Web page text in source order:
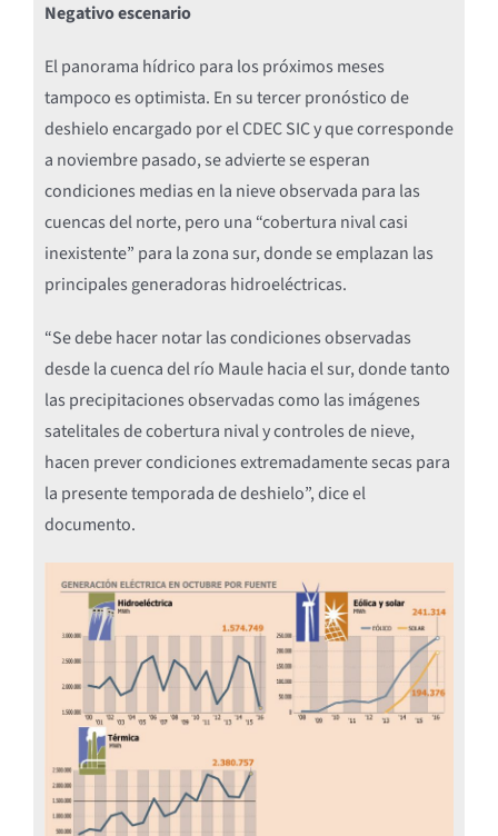
Negativo escenario
El panorama hídrico para los próximos meses
tampoco es optimista. En su tercer pronóstico de
deshielo encargado por el CDEC SIC y que corresponde
a noviembre pasado, se advierte se esperan
condiciones medias en la nieve observada para las
cuencas del norte, pero una “cobertura nival casi
inexistente” para la zona sur, donde se emplazan las
principales generadoras hidroeléctricas.
“Se debe hacer notar las condiciones observadas
desde la cuenca del río Maule hacia el sur, donde tanto
las precipitaciones observadas como las imágenes
satelitales de cobertura nival y controles de nieve,
hacen prever condiciones extremadamente secas para
la presente temporada de deshielo”, dice el
documento.